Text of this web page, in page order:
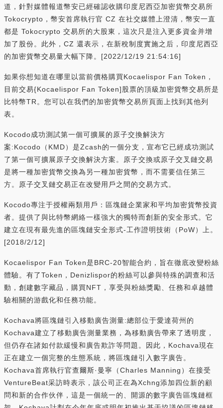
道，針對媒體報道幣安已經確認收購印度尼西亞加密貨幣交易所
Tokocrypto，幣安首席執行官 CZ 在社交媒體上澄清，幣安一直
都是 Tokocrypto 交易所的大股東，這次只是注入更多資金并增
加了股份。此外，CZ 還表示，在新稅制度實施之后，印度尼西亞
的加密貨幣交易量大幅下降。[2022/12/19 21:54:16]
如果你想知道在哪里以當前價格購買Kocaelispor Fan Token，
目前交易{Kocaelispor Fan Token]股票的頂級加密貨幣交易所是
比特幣TR。您可以在我們的加密貨幣交易所頁面上找到其他列
表。
Kocodo成功測試第一個可擴展的原子交換解決方
案:Kocodo（KMD）是Zcash的一個分支，宣布它已經成功測試
了第一個可擴展原子交換解決方案。原子交換或原子交叉鏈交易
是將一種加密貨幣交換為另一種加密貨幣，而不需要信任第三
方。原子交叉鏈交易正在改變用戶之間的交易方式。
Kocodo專注于授權兩類用戶：區塊鏈企業家和平均加密貨幣投資
者。提供了與比特幣網絡一樣強大的獨特而創新的安全形式。它
建立在現有最先進的區塊鏈安全形式-工作證明技術（PoW）上。
[2018/2/12]
Kocaelispor Fan Token是BRC-20智能合約，旨在徹底改變粉絲
體驗。有了Token，Denizlispor的粉絲可以參與特殊的調查和活
動，創建數字藏品，購買NFT，享受與粉絲獎勵、任務和卓越體
驗相關的游戲化和任務功能。
Kochava將區塊鏈引入移動廣告測量:總部位于愛達荷州的
Kochava建立了移動廣告測量業務，為移動廣告帶來了透明度，
但仍存在諸如付款緩慢和廣告欺詐等問題。因此，Kochava現在
正在建立一個完整的生態系統，將區塊鏈引入數字廣告。
Kochava首席執行官查爾斯·曼寧（Charles Manning）在接受
VentureBeat采訪時表示，該公司正在為Xchng添加四位新的顧
問和新的合作伙伴，這是一個統一的、開源的數字廣告區塊鏈框